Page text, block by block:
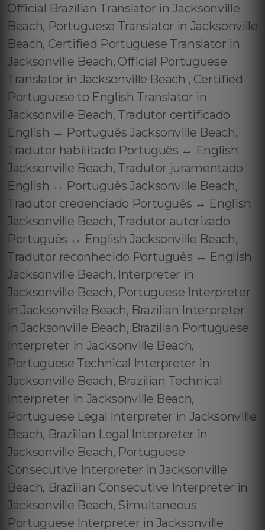
Official Brazilian Translator in Jacksonville
Beach, Portuguese Translator in Jacksonville
Beach, Certified Portuguese Translator in
Jacksonville Beach, Official Portuguese
Translator in Jacksonville Beach , Certified
Portuguese to English Translator in
Jacksonville Beach, Tradutor certificado
English ↔️ Português Jacksonville Beach,
Tradutor habilitado Português ↔️ English
Jacksonville Beach, Tradutor juramentado
English ↔️ Português Jacksonville Beach,
Tradutor credenciado Português ↔️ English
Jacksonville Beach, Tradutor autorizado
Português ↔️ English Jacksonville Beach,
Tradutor reconhecido Português ↔️ English
Jacksonville Beach, Interpreter in
Jacksonville Beach, Portuguese Interpreter
in Jacksonville Beach, Brazilian Interpreter
in Jacksonville Beach, Brazilian Portuguese
Interpreter in Jacksonville Beach,
Portuguese Technical Interpreter in
Jacksonville Beach, Brazilian Technical
Interpreter in Jacksonville Beach,
Portuguese Legal Interpreter in Jacksonville
Beach, Brazilian Legal Interpreter in
Jacksonville Beach, Portuguese
Consecutive Interpreter in Jacksonville
Beach, Brazilian Consecutive Interpreter in
Jacksonville Beach, Simultaneous
Portuguese Interpreter in Jacksonville